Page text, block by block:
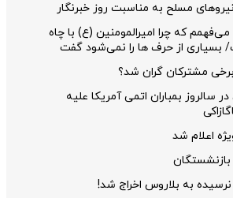
مسلح به مناسبت روز خبرنگار
می‌فهمم که چرا امیرالمومنین (ع) با چاه
از حرف ها را نمی‌شود گفت
مشترکان گران شد؟
سالروز بمباران اتمی آمریکا علیه
اعلام شد
به بلاروس اخراج شد!